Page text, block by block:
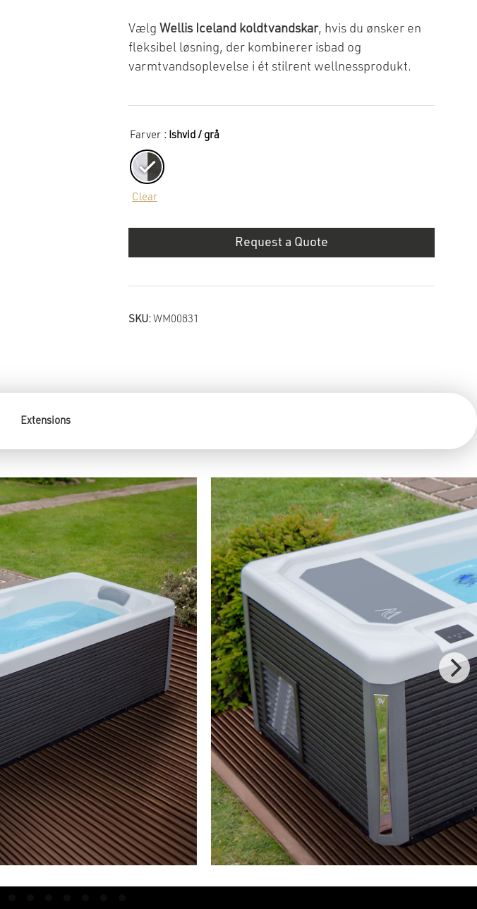
Vælg Wellis Iceland koldtvandskar, hvis du ønsker en
fleksibel løsning, der kombinerer isbad og
varmtvandsoplevelse i ét stilrent wellnessprodukt.
Farver : Ishvid / grå
Clear
Request a Quote
SKU: WM00831
Extensions